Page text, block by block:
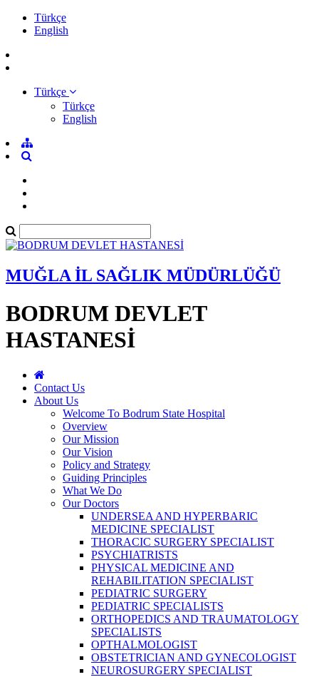
Türkçe
English
Türkçe
Türkçe
English
MUĞLA İL SAĞLIK MÜDÜRLÜĞÜ
BODRUM DEVLET
HASTANESİ
Contact Us
About Us
Welcome To Bodrum State Hospital
Overview
Our Mission
Our Vision
Policy and Strategy
Guiding Principles
What We Do
Our Doctors
UNDERSEA AND HYPERBARIC
MEDICINE SPECIALIST
THORACIC SURGERY SPECIALIST
PSYCHIATRISTS
PHYSICAL MEDICINE AND
REHABILITATION SPECIALIST
PEDIATRIC SURGERY
PEDIATRIC SPECIALISTS
ORTHOPEDICS AND TRAUMATOLOGY
SPECIALISTS
OPTHALMOLOGIST
OBSTETRICIAN AND GYNECOLOGIST
NEUROSURGERY SPECIALIST